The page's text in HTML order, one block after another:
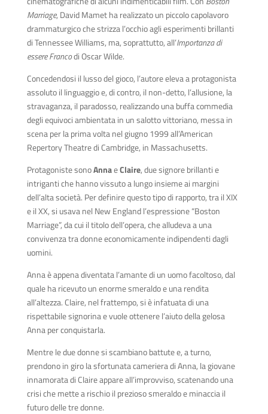
Marriage, David Mamet ha realizzato un piccolo capolavoro
drammaturgico che strizza l’occhio agli esperimenti brillanti
di Tennessee Williams, ma, soprattutto, all’Importanza di
essere Francodi Oscar Wilde.
Concedendosi il lusso del gioco, l’autore eleva a protagonista
assoluto il linguaggio e, di contro, il non-detto, l’allusione, la
stravaganza, il paradosso, realizzando una buffa commedia
degli equivoci ambientata in un salotto vittoriano, messa in
scena per la prima volta nel giugno 1999 all’American
Repertory Theatre di Cambridge, in Massachusetts.
Protagoniste sonoAnnaeClaire, due signore brillanti e
intriganti che hanno vissuto a lungo insieme ai margini
dell’alta società. Per definire questo tipo di rapporto, tra il XIX
e il XX, si usava nel New England l’espressione “Boston
Marriage”, da cui il titolo dell’opera, che alludeva a una
convivenza tra donne economicamente indipendenti dagli
uomini.
Anna è appena diventata l’amante di un uomo facoltoso, dal
quale ha ricevuto un enorme smeraldo e una rendita
all’altezza. Claire, nel frattempo, si è infatuata di una
rispettabile signorina e vuole ottenere l’aiuto della gelosa
Anna per conquistarla.
Mentre le due donne si scambiano battute e, a turno,
prendono in giro la sfortunata cameriera di Anna, la giovane
innamorata di Claire appare all’improvviso, scatenando una
crisi che mette a rischio il prezioso smeraldo e minaccia il
futuro delle tre donne.